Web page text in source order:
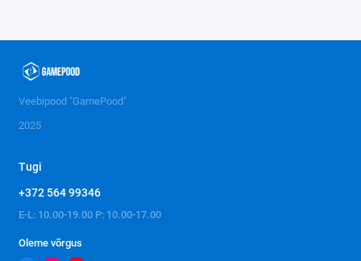
Veebipood "GamePood"
2025
Tugi
+372 564 99346
E-L: 10.00-19.00 P: 10.00-17.00
Oleme võrgus